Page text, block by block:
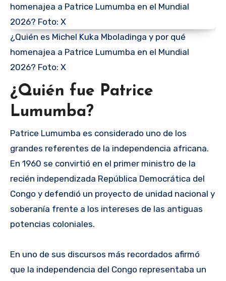
¿Quién es Michel Kuka Mboladinga y por qué
homenajea a Patrice Lumumba en el Mundial
2026? Foto: X
¿Quién fue Patrice
Lumumba?
Patrice Lumumba es considerado uno de los
grandes referentes de la independencia africana.
En 1960 se convirtió en el primer ministro de la
recién independizada República Democrática del
Congo y defendió un proyecto de unidad nacional y
soberanía frente a los intereses de las antiguas
potencias coloniales.
En uno de sus discursos más recordados afirmó
que la independencia del Congo representaba un